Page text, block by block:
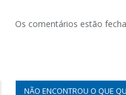
Os comentários estão
NÃO ENCONTROU O QUE